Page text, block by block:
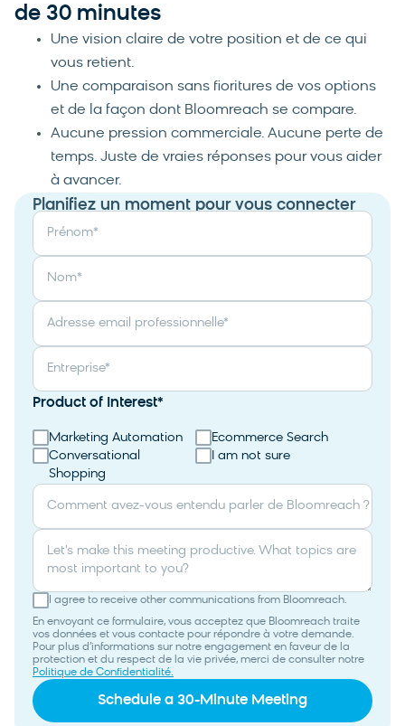
de 30 minutes
Une vision claire de votre position et de ce qui
vous retient.
Une comparaison sans fioritures de vos options
et de la façon dont Bloomreach se compare.
Aucune pression commerciale. Aucune perte de
temps. Juste de vraies réponses pour vous aider
à avancer.
Planifiez un moment pour vous connecter
Prénom*
Nom*
Adresse email professionnelle*
Entreprise*
Product of Interest*
Marketing Automation
Ecommerce Search
Conversational
Shopping
I am not sure
Comment avez-vous entendu parler de Bloomreach ?
Let's make this meeting productive. What topics are
most important to you?
I agree to receive other communications from Bloomreach.
En envoyant ce formulaire, vous acceptez que Bloomreach traite
vos données et vous contacte pour répondre à votre demande.
Pour plus d’informations sur notre engagement en faveur de la
protection et du respect de la vie privée, merci de consulter notre
Politique de Confidentialité.